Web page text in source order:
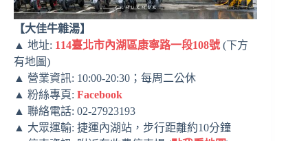
【大佳牛雜湯】
▲ 地址: 114臺北市內湖區康寧路一段108號 (下方
有地圖)
▲ 營業資訊: 10:00-20:30；每周二公休
▲ 粉絲專頁: Facebook
▲ 聯絡電話: 02-27923193
▲ 大眾運輸: 捷運內湖站，步行距離約10分鐘